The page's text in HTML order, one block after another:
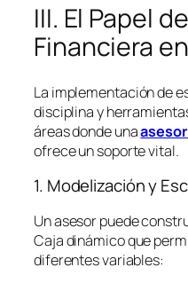
III. El Papel
Financiera
La implementación de
disciplina y
áreas donde una
ofrece un soporte vital.
1. Modelización y
Un asesor puede
Caja dinámico que
diferentes variables: